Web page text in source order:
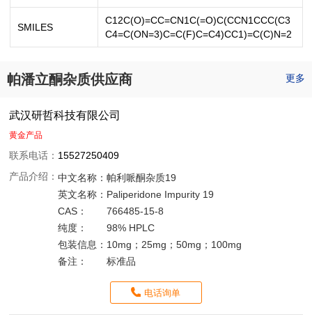
SMILES
C12C(O)=CC=CN1C(=O)C(CCN1CCC(C3
C4=C(ON=3)C=C(F)C=C4)CC1)=C(C)N=2
帕潘立酮杂质供应商 更多
武汉研哲科技有限公司
黄金产品
联系电话： 15527250409
产品介绍：中文名称：帕利哌酮杂质19
英文名称： Paliperidone Impurity 19
CAS：
766485-15-8
纯度：
98% HPLC
包装信息： 10mg；25mg；50mg；100mg
备注：
标准品
电话询单